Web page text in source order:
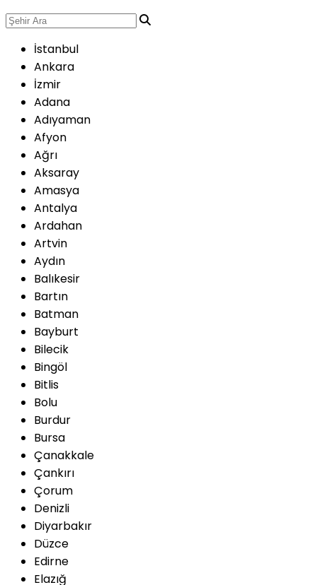
İstanbul
Ankara
İzmir
Adana
Adıyaman
Afyon
Ağrı
Aksaray
Amasya
Antalya
Ardahan
Artvin
Aydın
Balıkesir
Bartın
Batman
Bayburt
Bilecik
Bingöl
Bitlis
Bolu
Burdur
Bursa
Çanakkale
Çankırı
Çorum
Denizli
Diyarbakır
Düzce
Edirne
Elazığ